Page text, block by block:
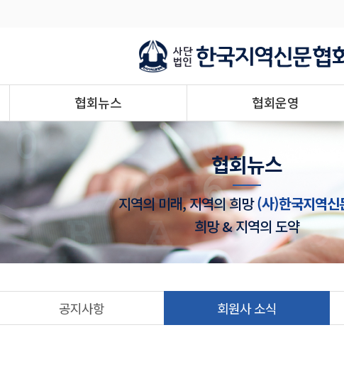
협회뉴스 협회운영
협회뉴스
지역의 미래, 지역의 희망(사)한국지역신
희망 & 지역의 도약
공지사항 회원사 소식